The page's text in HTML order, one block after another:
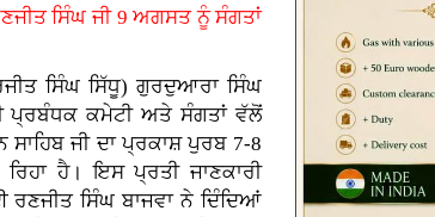
ਸਿੰਘ ਜੀ 9 ਅਗਸਤ ਨੂੰ ਸੰਗਤਾਂ
ਸਿੰਘ ਸਿੱਧੂ) ਗੁਰਦੁਆਰਾ ਸਿੰਘ
ਪ੍ਰਬੰਧਕ ਕਮੇਟੀ ਅਤੇ ਸੰਗਤਾਂ ਵੱਲੋਂ
ਸਾਹਿਬ ਜੀ ਦਾ ਪ੍ਰਕਾਸ਼ ਪੁਰਬ 7-8
ਹੈ। ਇਸ ਪ੍ਰਤੀ ਜਾਣਕਾਰੀ
ਸਿੰਘ ਬਾਜਵਾ ਨੇ ਦਿੰਦਿਆਂ